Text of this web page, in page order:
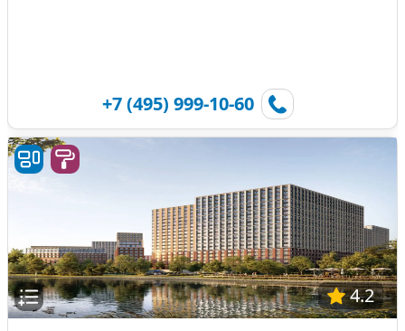
+7 (495) 999-10-60
4.2